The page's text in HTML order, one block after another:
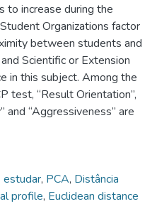
increase during the
Organizations factor
between students and
Scientific or Extension
in this subject. Among the
test, “Result Orientation”,
and “Aggressiveness” are
estudar, PCA, Distância
profile, Euclidean distance